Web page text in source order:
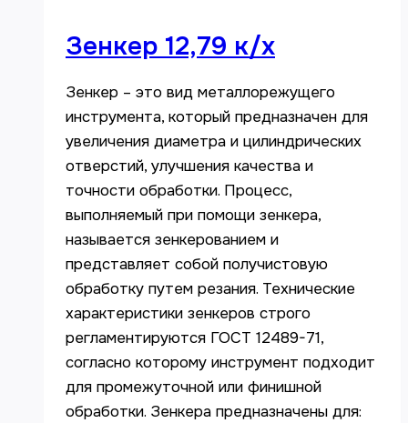
Зенкер 12,79 к/х
Зенкер – это вид металлорежущего
инструмента, который предназначен для
увеличения диаметра и цилиндрических
отверстий, улучшения качества и
точности обработки. Процесс,
выполняемый при помощи зенкера,
называется зенкерованием и
представляет собой получистовую
обработку путем резания. Технические
характеристики зенкеров строго
регламентируются ГОСТ 12489-71,
согласно которому инструмент подходит
для промежуточной или финишной
обработки. Зенкера предназначены для: